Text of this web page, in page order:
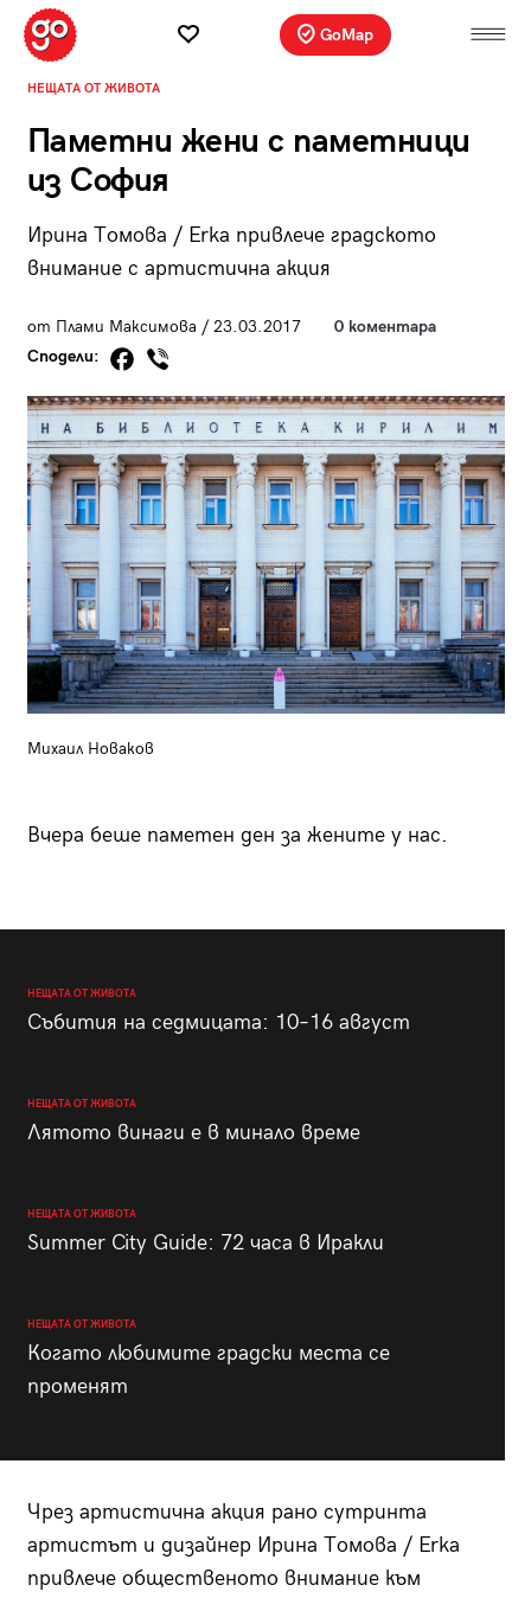
GoMap
НЕЩАТА ОТ ЖИВОТА
Паметни жени с паметници
из София
Ирина Томова / Erka привлече градското
внимание с артистична акция
от Плами Максимова / 23.03.2017
0 коментара
Сподели:
Михаил Новаков
Вчера беше паметен ден за жените у нас.
НЕЩАТА ОТ ЖИВОТА
Събития на седмицата: 10–16 август
НЕЩАТА ОТ ЖИВОТА
Лятото винаги е в минало време
НЕЩАТА ОТ ЖИВОТА
Summer City Guide: 72 часа в Иракли
НЕЩАТА ОТ ЖИВОТА
Когато любимите градски места се
променят
Чрез артистична акция рано сутринта
артистът и дизайнер Ирина Томова / Erka
привлече общественото внимание към